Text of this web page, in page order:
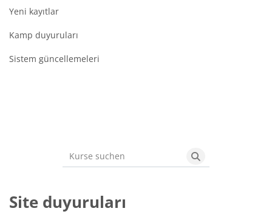
Yeni kayıtlar
Kamp duyuruları
Sistem güncellemeleri
Kurse suchen
Kurse suchen
Site duyuruları